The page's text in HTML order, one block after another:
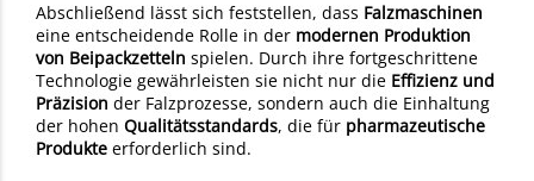
Abschließend lässt sich feststellen, dass Falzmaschinen
eine entscheidende Rolle in der modernen Produktion
von Beipackzetteln spielen. Durch ihre fortgeschrittene
Technologie gewährleisten sie nicht nur die Effizienz und
Präzision der Falzprozesse, sondern auch die Einhaltung
der hohen Qualitätsstandards, die für pharmazeutische
Produkte erforderlich sind.